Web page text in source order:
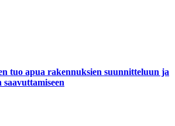
tuo apua rakennuksien suunnitteluun ja